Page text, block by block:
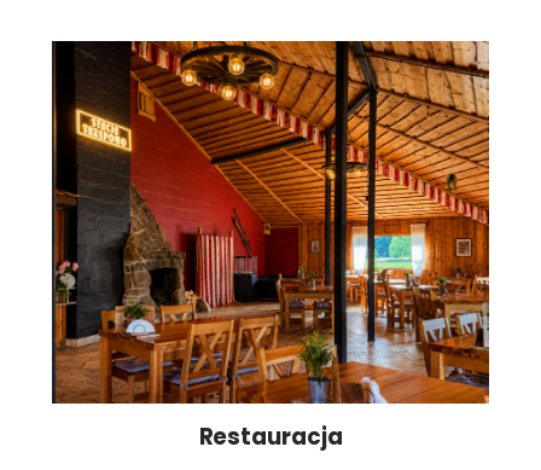
Restauracja